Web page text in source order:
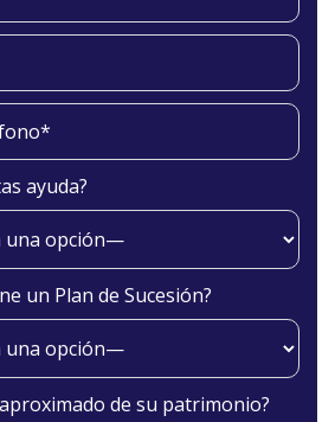
ayuda?
un Plan de Sucesión?
de su patrimonio?